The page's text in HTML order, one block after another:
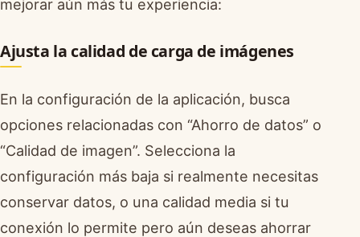
mejorar aún más tu experiencia:
Ajusta la calidad de carga de imágenes
En la configuración de la aplicación, busca
opciones relacionadas con “Ahorro de datos” o
“Calidad de imagen”. Selecciona la
configuración más baja si realmente necesitas
conservar datos, o una calidad media si tu
conexión lo permite pero aún deseas ahorrar